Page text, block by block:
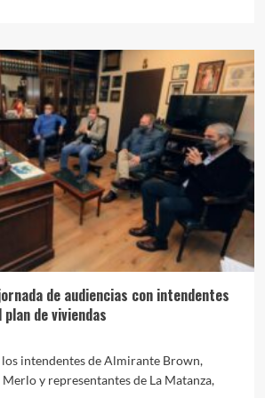
de audiencias con intendentes
de viviendas
intendentes de Almirante Brown,
y representantes de La Matanza,